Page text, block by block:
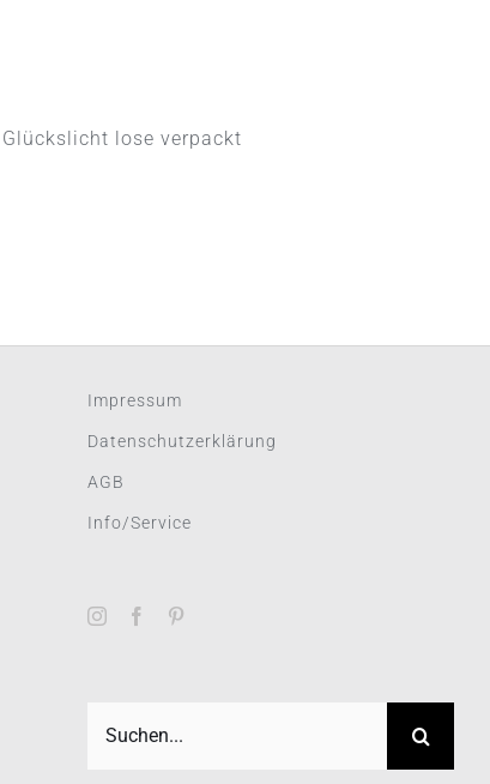
lose verpackt
Impressum
Datenschutzerklärung
AGB
Info/Service
nach: